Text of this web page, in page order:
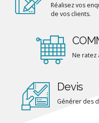
Réalisez vos
de vos clients.
Ne ratez
Devis
Générer des